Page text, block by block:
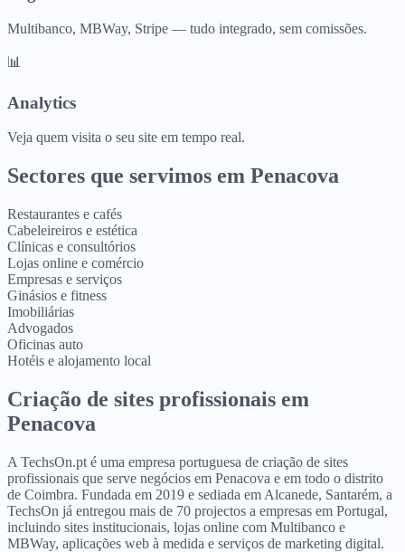
Multibanco, MBWay, Stripe — tudo integrado, sem comissões.
📊
Analytics
Veja quem visita o seu site em tempo real.
Sectores que servimos em Penacova
Restaurantes e cafés
Cabeleireiros e estética
Clínicas e consultórios
Lojas online e comércio
Empresas e serviços
Ginásios e fitness
Imobiliárias
Advogados
Oficinas auto
Hotéis e alojamento local
Criação de sites profissionais em
Penacova
A TechsOn.pt é uma empresa portuguesa de criação de sites
profissionais que serve negócios em Penacova e em todo o distrito
de Coimbra. Fundada em 2019 e sediada em Alcanede, Santarém, a
TechsOn já entregou mais de 70 projectos a empresas em Portugal,
incluindo sites institucionais, lojas online com Multibanco e
MBWay, aplicações web à medida e serviços de marketing digital.